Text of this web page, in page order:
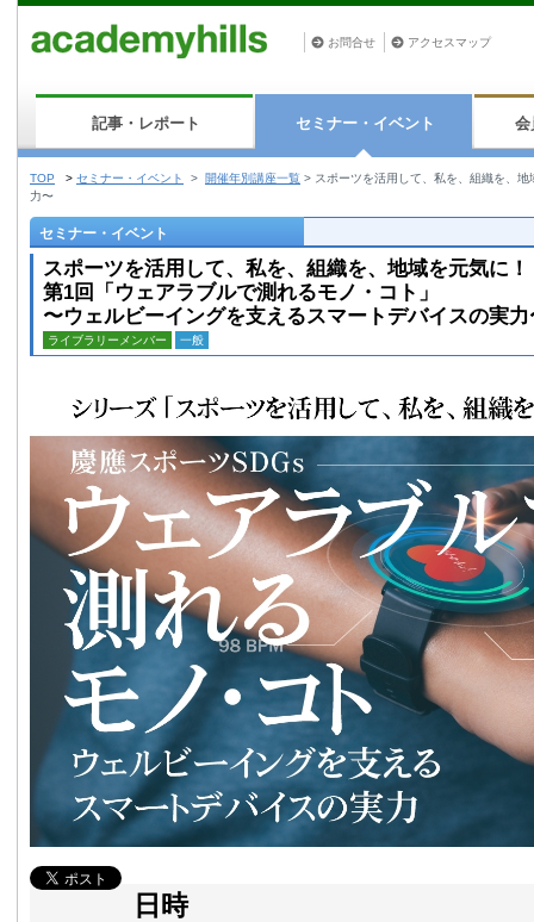
お問合せ アクセスマップ
記事・レポート セミナー・イベント 会
TOP > セミナー・イベント > 開催年別講座一覧 > スポーツを活用して、私を、組織を、
力〜
セミナー・イベント
スポーツを活用して、私を、組織を、地域を元気に！
第1回「ウェアラブルで測れるモノ・コト」
〜ウェルビーイングを支えるスマートデバイスの実力
ライブラリーメンバー 一般
日時